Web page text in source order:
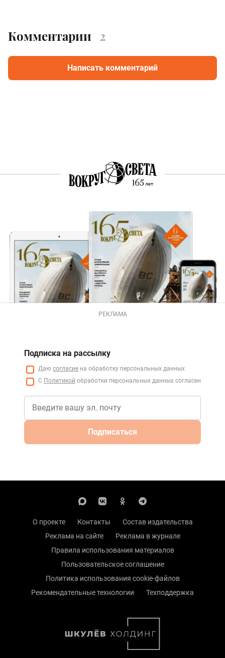
Комментарии 2
Написать комментарий
РЕКЛАМА
Подписка на рассылку
Даю согласие на обработку персональных данных
С Политикой обработки персональных данных согласен
Подписаться
О проекте Контакты
Состав издательства
Реклама на сайте
Реклама в журнале
Правила использования материалов
Пользовательское соглашение
Политика использования cookie-файлов
Рекомендательные технологии
Техподдержка